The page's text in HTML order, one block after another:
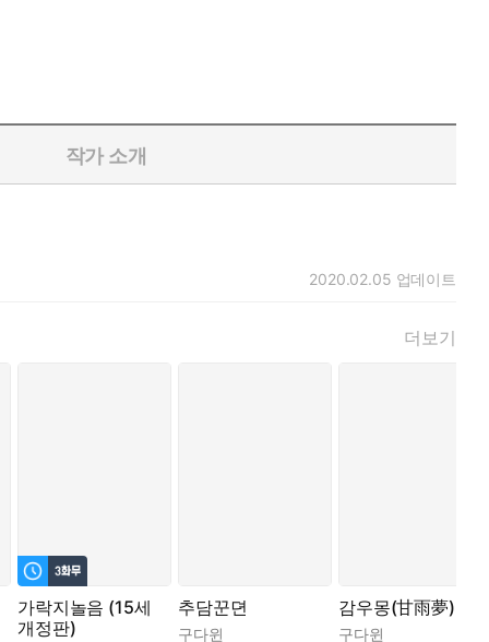
작가 소개
2020.02.05 업데이트
더보기
가락지놀음 (15세
개정판)
추담꾼뎐
구다윈
감우몽(甘雨夢)
구다윈